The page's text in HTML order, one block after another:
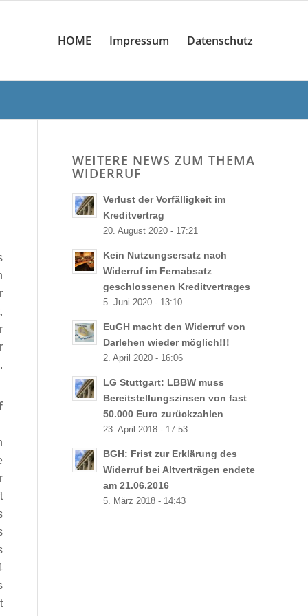
HOME Impressum Datenschutz
WEITERE NEWS ZUM THEMA
WIDERRUF
Verlust der Vorfälligkeit im
Kreditvertrag
20. August 2020 - 17:21
Kein Nutzungsersatz nach
Widerruf im Fernabsatz
geschlossenen Kreditvertrages
5. Juni 2020 - 13:10
EuGH macht den Widerruf von
Darlehen wieder möglich!!!
2. April 2020 - 16:06
LG Stuttgart: LBBW muss
Bereitstellungszinsen von fast
50.000 Euro zurückzahlen
23. April 2018 - 17:53
BGH: Frist zur Erklärung des
Widerruf bei Altverträgen endete
am 21.06.2016
5. März 2018 - 14:43